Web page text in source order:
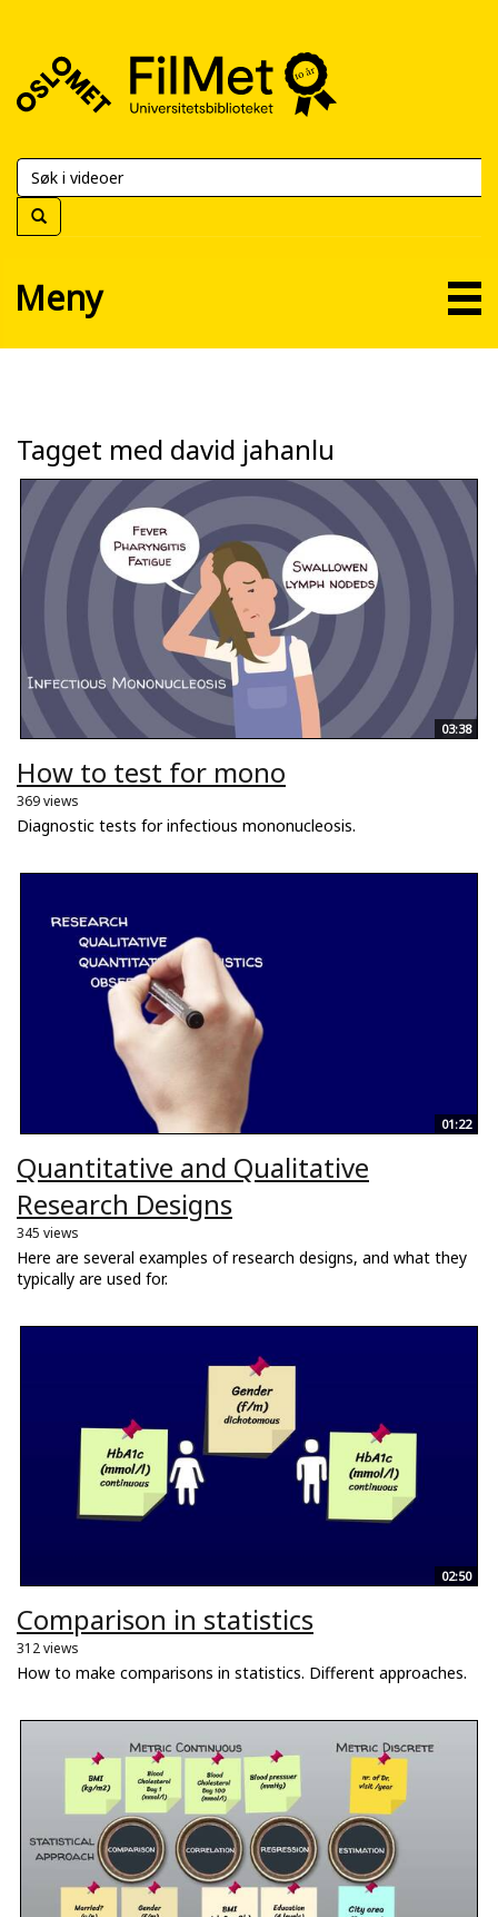
FilMet
Universitetsbiblioteket
Meny
Tagget med david jahanlu
03:38
How to test for mono
369 views
Diagnostic tests for infectious mononucleosis.
01:22
Quantitative and Qualitative
Research Designs
345 views
Here are several examples of research designs, and what they
typically are used for.
02:50
Comparison in statistics
312 views
How to make comparisons in statistics. Different approaches.